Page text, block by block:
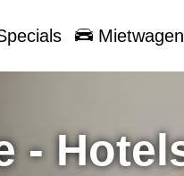
Mietwagen
-